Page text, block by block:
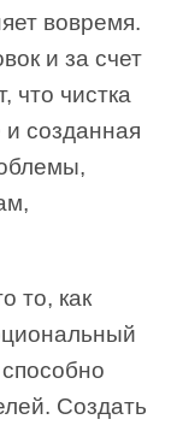
вовремя.
и за счет
что чистка
созданная
то, как
Создать